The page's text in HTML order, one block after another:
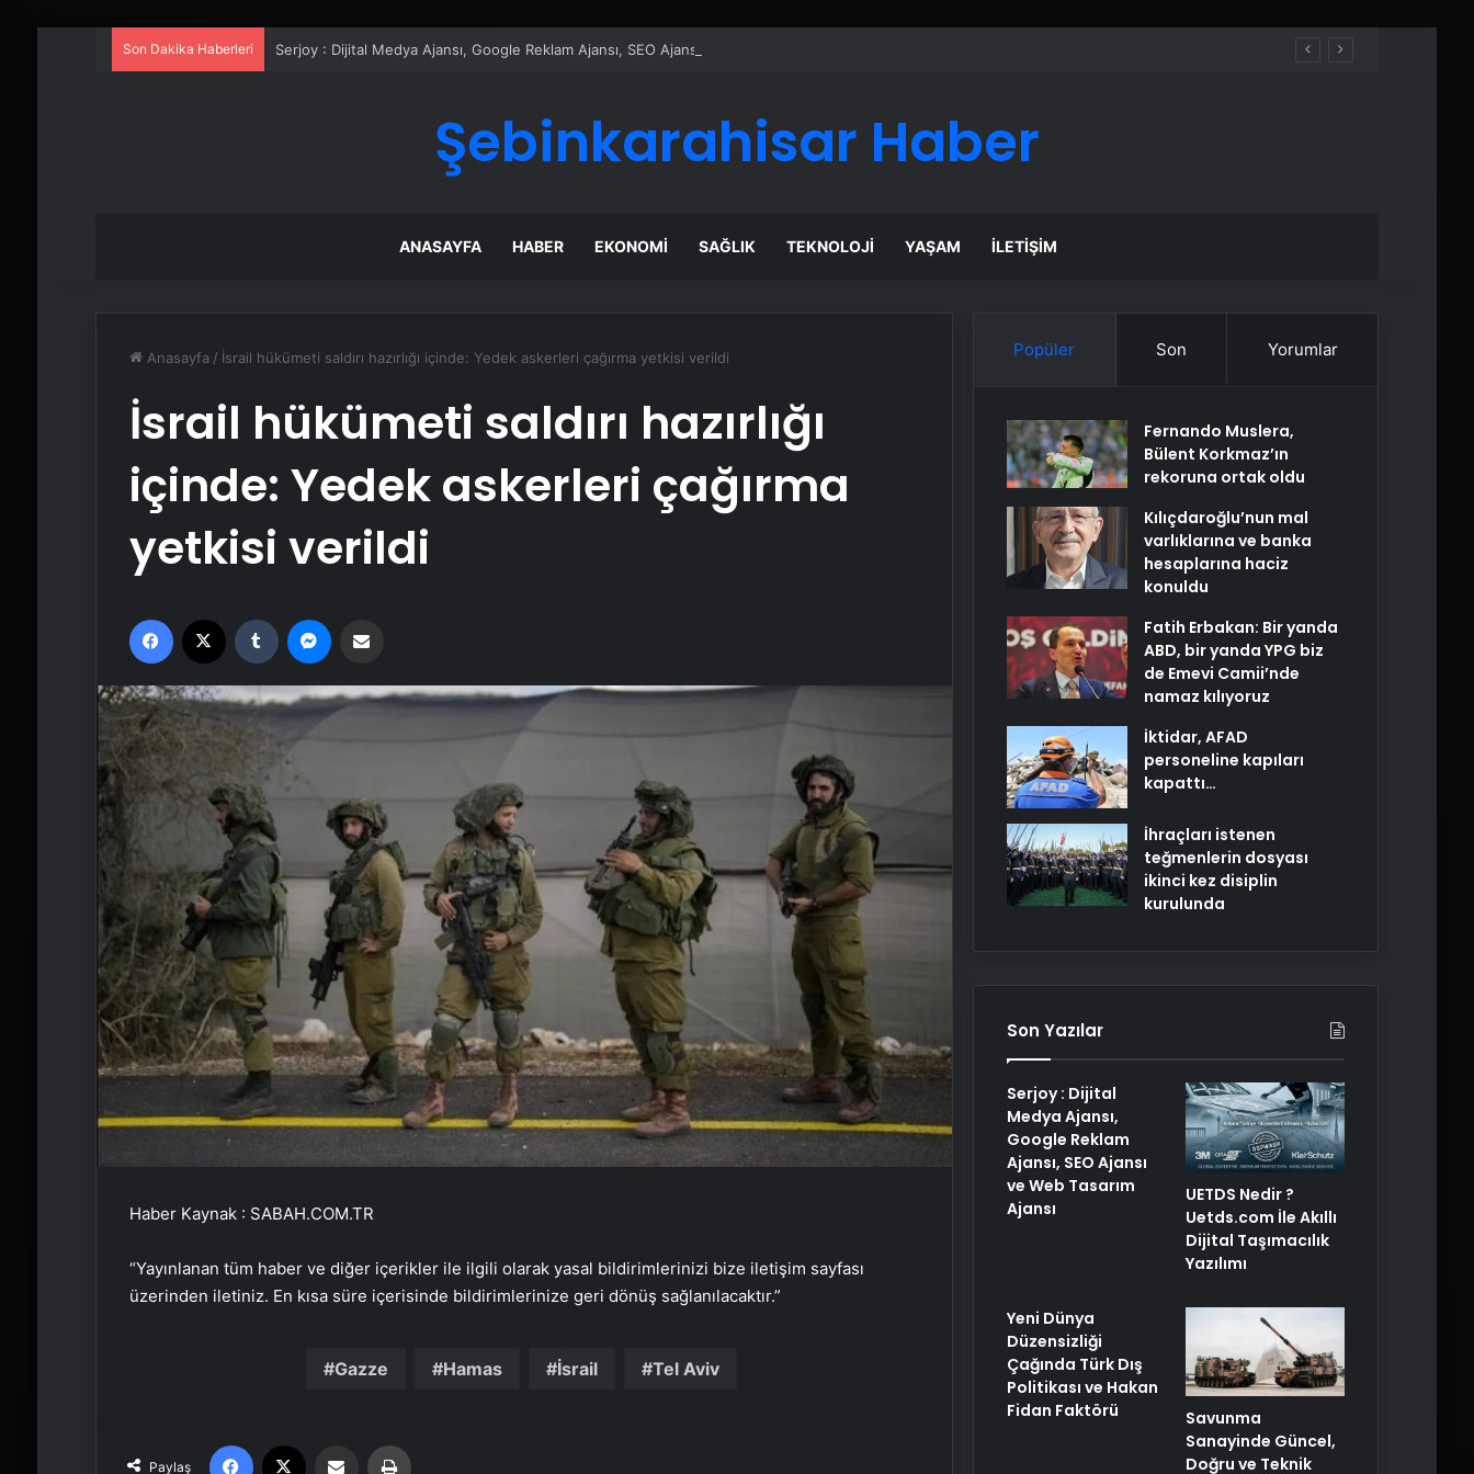
Son Dakika Haberleri Serjoy : Dijital Medya Ajansı, Google Reklam Ajansı, SEO Ajansı ve Web Tasarım Ajansı
Şebinkarahisar Haber
ANASAYFA HABER EKONOMI SAĞLIK TEKNOLOJI YAŞAM İLETIŞIM
Anasayfa / İsrail hükümeti saldırı hazırlığı içinde: Yedek askerleri çağırma yetkisi verildi
İsrail hükümeti saldırı hazırlığı
içinde: Yedek askerleri çağırma
yetkisi verildi
Facebook Tumblr
Haber Kaynak : SABAH.COM.TR
“Yayınlanan tüm haber ve diğer içerikler ile ilgili olarak yasal bildirimlerinizi bize iletişim sayfası
üzerinden iletiniz. En kısa süre içerisinde bildirimlerinize geri dönüş sağlanılacaktır.”
Gazze Hamas İsrail Tel Aviv
Paylaş
Facebook Email'den paylaş
Doğal Güzelliğin Bilimi: Cilt, Saç ve
Kirpiklerde Etkili Sonuçlar
Datahost İle Güvenilir Sunucu
Hizmetleri
Yunus Akgün, finale damgasını
Popüler Son Yorumlar
Fernando Muslera,
Bülent Korkmaz’ın
rekoruna ortak oldu
Kılıçdaroğlu’nun mal
varlıklarına ve banka
hesaplarına haciz
konuldu
Fatih Erbakan: Bir yanda
ABD, bir yanda YPG biz
de Emevi Camii’nde
namaz kılıyoruz
İktidar, AFAD
personeline kapıları
kapattı…
İhraçları istenen
teğmenlerin dosyası
ikinci kez disiplin
kurulunda
Son Yazılar
Serjoy : Dijital
Medya Ajansı,
Google Reklam
Ajansı, SEO Ajansı
ve Web Tasarım
Ajansı
UETDS Nedir ?
Uetds.com İle Akıllı
Dijital Taşımacılık
Yazılımı
Yeni Dünya
Düzensizliği
Çağında Türk Dış
Politikası ve Hakan
Fidan Faktörü
Savunma
Sanayinde Güncel,
Doğru ve Teknik